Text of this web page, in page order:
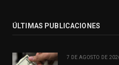
ÚLTIMAS PUBLICACIONES
7 DE AGOSTO DE